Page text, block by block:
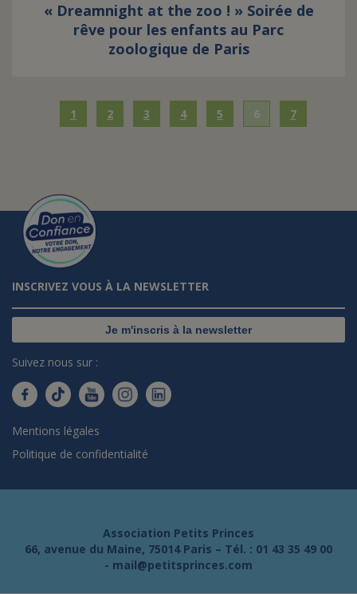
« Dreamnight at the zoo ! » Soirée de
rêve pour les enfants au Parc
zoologique de Paris
1 2 3 4 5 6 7
INSCRIVEZ VOUS À LA NEWSLETTER
Je m'inscris à la newsletter
Suivez nous sur :
Mentions légales
Politique de confidentialité
Association Petits Princes
66, avenue du Maine, 75014 Paris – Tél. : 01 43 35 49 00
- mail@petitsprinces.com